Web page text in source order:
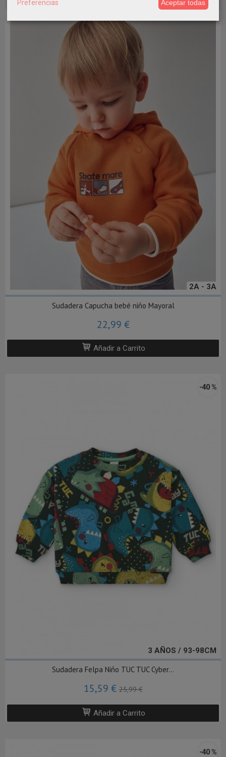
2A - 3A
Sudadera Capucha bebé niño Mayoral
22,99 €
Añadir a Carrito
3 AÑOS / 93-98CM
-40 %
Sudadera Felpa Niño TUC TUC Cyber...
15,59 €25,99 €
Añadir a Carrito
-40 %
Preferencias Aceptar todas